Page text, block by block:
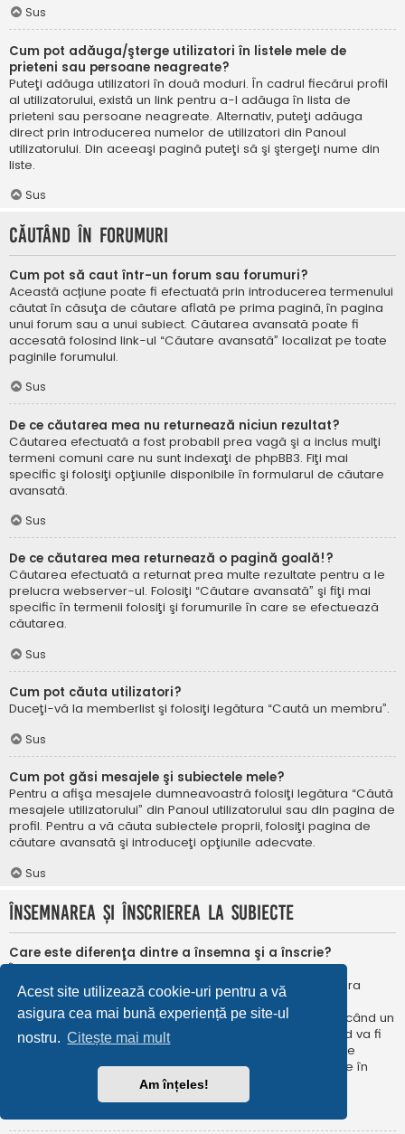
Acest site utilizează cookie-uri pentru a vă
asigura cea mai bună experiență pe site-ul
nostru. Citește mai mult
Am înțeles!
Sus
Cum pot adăuga/şterge utilizatori în listele mele de
prieteni sau persoane neagreate?
Puteţi adăuga utilizatori în două moduri. În cadrul fiecărui profil
al utilizatorului, există un link pentru a-l adăuga în lista de
prieteni sau persoane neagreate. Alternativ, puteţi adăuga
direct prin introducerea numelor de utilizatori din Panoul
utilizatorului. Din aceeaşi pagină puteţi să şi ştergeţi nume din
liste.
Sus
Căutând în forumuri
Cum pot să caut într-un forum sau forumuri?
Această acțiune poate fi efectuată prin introducerea termenului
căutat în căsuţa de căutare aflată pe prima pagină, în pagina
unui forum sau a unui subiect. Căutarea avansată poate fi
accesată folosind link-ul “Căutare avansată” localizat pe toate
paginile forumului.
Sus
De ce căutarea mea nu returnează niciun rezultat?
Căutarea efectuată a fost probabil prea vagă şi a inclus mulţi
termeni comuni care nu sunt indexaţi de phpBB3. Fiţi mai
specific şi folosiţi opţiunile disponibile în formularul de căutare
avansată.
Sus
De ce căutarea mea returnează o pagină goală!?
Căutarea efectuată a returnat prea multe rezultate pentru a le
prelucra webserver-ul. Folosiţi “Căutare avansată” şi fiţi mai
specific în termenii folosiţi şi forumurile în care se efectuează
căutarea.
Sus
Cum pot căuta utilizatori?
Duceţi-vă la memberlist şi folosiţi legătura “Caută un membru”.
Sus
Cum pot găsi mesajele şi subiectele mele?
Pentru a afişa mesajele dumneavoastră folosiţi legătura “Căută
mesajele utilizatorului” din Panoul utilizatorului sau din pagina de
profil. Pentru a vă căuta subiectele proprii, folosiţi pagina de
căutare avansată şi introduceţi opţiunile adecvate.
Sus
Însemnarea şi înscrierea la subiecte
Care este diferenţa dintre a însemna şi a înscrie?
În phpBB 3.0 însemnarea era foarte asemănătoare cu
însemnarea în browser-ul web. Nu eraţi notificat când era
publicat un răspuns. În phpBB 3.1, însemnarea este
asemănătoarea înscrierii la un subiect. Puteți fi notificat când un
subiect este actualizat. Înscriindu-vă, veţi fi notificat când va fi
publicat un răspuns în subiectul sau în forum. Opțiunile de
notificare pentru însemnare și înscriere pot fi configurate în
Panoul utilizatorului, sub “Preferințe forum”.